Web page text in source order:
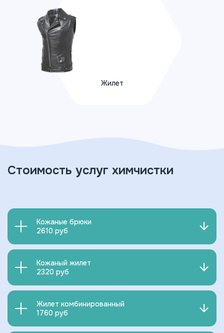
Жилет
ПОДРОБНЕЕ
Стоимость услуг химчистки
Кожаные брюки
2610 руб
Кожаный жилет
2320 руб
Жилет комбинированный
1760 руб